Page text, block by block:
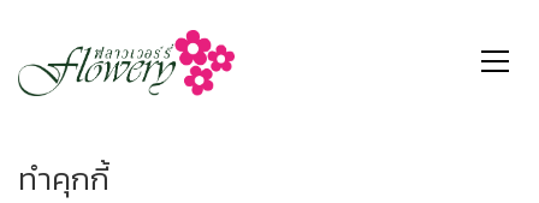
ทำคุกกี้